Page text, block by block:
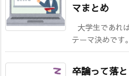
マまとめ
大学生であれ
テーマ決めです
卒論って落